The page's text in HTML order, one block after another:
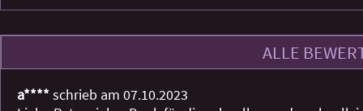
ALLE
a****schrieb am 07.10.2023